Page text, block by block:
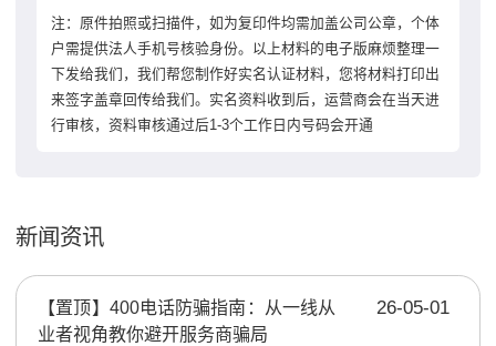
注：原件拍照或扫描件，如为复印件均需加盖公司公章，个体
户需提供法人手机号核验身份。以上材料的电子版麻烦整理一
下发给我们，我们帮您制作好实名认证材料，您将材料打印出
来签字盖章回传给我们。实名资料收到后，运营商会在当天进
行审核，资料审核通过后1-3个工作日内号码会开通
新闻资讯
【置顶】 400电话防骗指南：从一线从
业者视角教你避开服务商骗局
26-05-01